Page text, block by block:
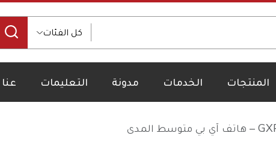
كل الفئات
المنتجات الخدمات مدونة التعليمات عنا